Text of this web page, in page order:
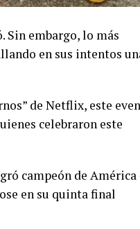
embargo, lo más
en sus intentos
de Netflix, este
celebraron este
campeón de América
en su quinta final